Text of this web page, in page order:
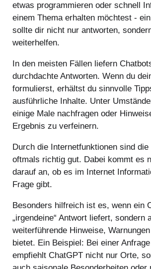
etwas programmieren oder schnell
einem Thema erhalten möchtest -
sollte dir nicht nur antworten,
weiterhelfen.
In den meisten Fällen liefern
durchdachte Antworten. Wenn du
formulierst, erhältst du sinnvolle
ausführliche Inhalte. Unter
einige Male nachfragen oder
Ergebnis zu verfeinern.
Durch die Internetfunktionen sind
oftmals richtig gut. Dabei kommt es
darauf an, ob es im Internet
Frage gibt.
Besonders hilfreich ist es, wenn ein
„irgendeine“ Antwort liefert, sondern
weiterführende Hinweise,
bietet. Ein Beispiel: Bei einer
empfiehlt ChatGPT nicht nur Orte,